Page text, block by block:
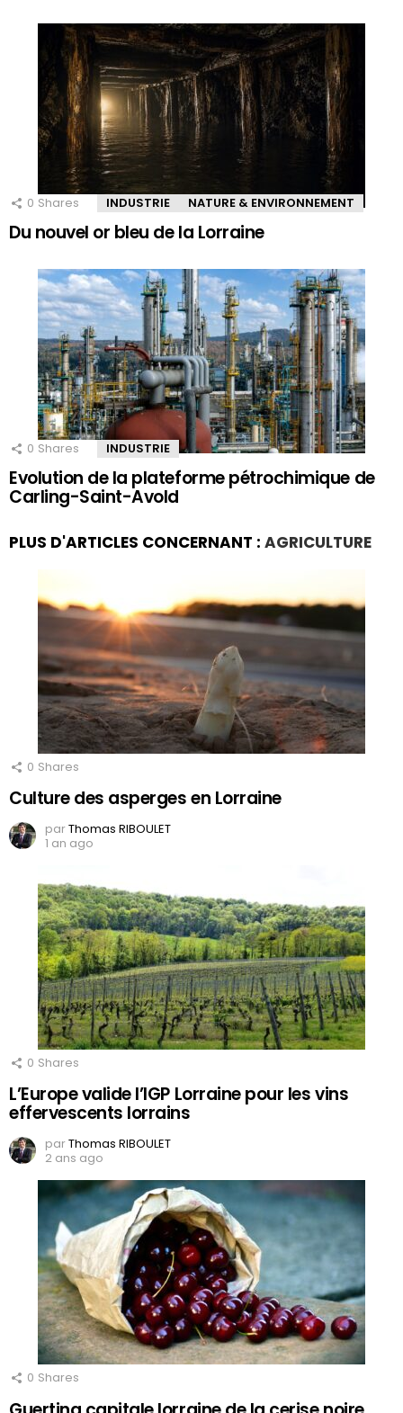
0 Shares INDUSTRIE NATURE & ENVIRONNEMENT
Du nouvel or bleu de la Lorraine
0 Shares INDUSTRIE
Evolution de la plateforme pétrochimique de
Carling-Saint-Avold
PLUS D'ARTICLES CONCERNANT : AGRICULTURE
0 Shares
Culture des asperges en Lorraine
parThomas RIBOULET
1 an ago
0 Shares
L’Europe valide l’IGP Lorraine pour les vins
effervescents lorrains
parThomas RIBOULET
2 ans ago
0 Shares